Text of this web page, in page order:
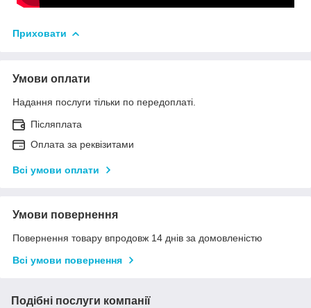
Приховати
Умови оплати
Надання послуги тільки по передоплаті.
Післяплата
Оплата за реквізитами
Всі умови оплати
Умови повернення
Повернення товару впродовж 14 днів за домовленістю
Всі умови повернення
Подібні послуги компанії